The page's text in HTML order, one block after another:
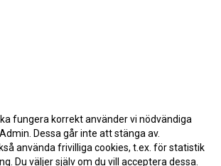
fungera korrekt använder vi nödvändiga
Dessa går inte att stänga av.
använda frivilliga cookies, t.ex. för statistik
Du väljer själv om du vill acceptera dessa.